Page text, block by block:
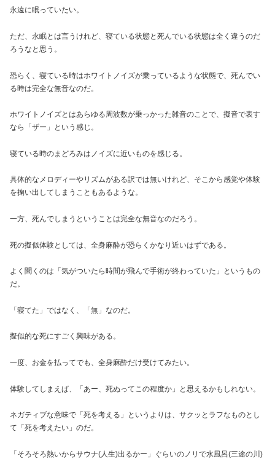
永遠に眠っていたい。
ただ、永眠とは言うけれど、寝ている状態と死んでいる状態は全く違うのだ
ろうなと思う。
恐らく、寝ている時はホワイトノイズが乗っているような状態で、死んでい
る時は完全な無音なのだ。
ホワイトノイズとはあらゆる周波数が乗っかった雑音のことで、擬音で表す
なら「ザー」という感じ。
寝ている時のまどろみはノイズに近いものを感じる。
具体的なメロディーやリズムがある訳では無いけれど、そこから感覚や体験
を掬い出してしまうこともあるような。
一方、死んでしまうということは完全な無音なのだろう。
死の擬似体験としては、全身麻酔が恐らくかなり近いはずである。
よく聞くのは「気がついたら時間が飛んで手術が終わっていた」というもの
だ。
「寝てた」ではなく、「無」なのだ。
擬似的な死にすごく興味がある。
一度、お金を払ってでも、全身麻酔だけ受けてみたい。
体験してしまえば、「あー、死ぬってこの程度か」と思えるかもしれない。
ネガティブな意味で「死を考える」というよりは、サクッとラフなものとし
て「死を考えたい」のだ。
「そろそろ熱いからサウナ(人生)出るかー」ぐらいのノリで水風呂(三途の川)